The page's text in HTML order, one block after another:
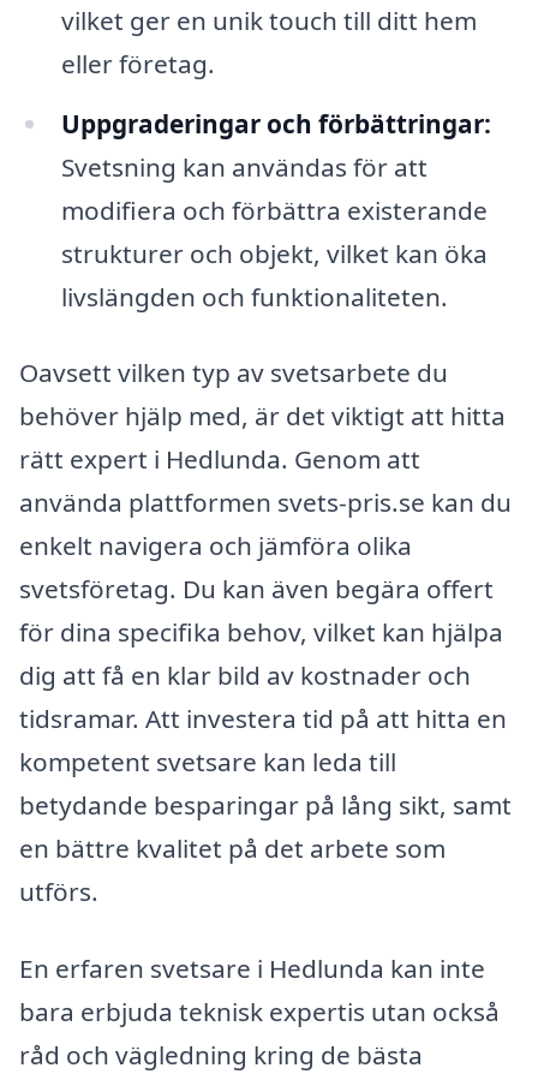
vilket ger en unik touch till ditt hem
eller företag.
Uppgraderingar och förbättringar:
Svetsning kan användas för att
modifiera och förbättra existerande
strukturer och objekt, vilket kan öka
livslängden och funktionaliteten.
Oavsett vilken typ av svetsarbete du
behöver hjälp med, är det viktigt att hitta
rätt expert i Hedlunda. Genom att
använda plattformen svets-pris.se kan du
enkelt navigera och jämföra olika
svetsföretag. Du kan även begära offert
för dina specifika behov, vilket kan hjälpa
dig att få en klar bild av kostnader och
tidsramar. Att investera tid på att hitta en
kompetent svetsare kan leda till
betydande besparingar på lång sikt, samt
en bättre kvalitet på det arbete som
utförs.
En erfaren svetsare i Hedlunda kan inte
bara erbjuda teknisk expertis utan också
råd och vägledning kring de bästa